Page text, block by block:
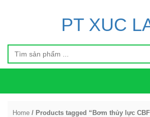
PT XUC
Home / Products tagged “Bơm thủy lực